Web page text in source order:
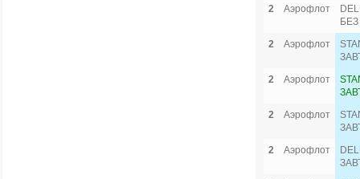
2
Аэрофлот
2
Аэрофлот
2
Аэрофлот
2
Аэрофлот
2
Аэрофлот